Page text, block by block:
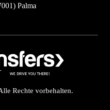
Palma
Rechte vorbehalten.